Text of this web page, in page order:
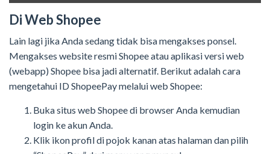
Di Web Shopee
Lain lagi jika Anda sedang tidak bisa mengakses ponsel.
Mengakses website resmi Shopee atau aplikasi versi web
(webapp) Shopee bisa jadi alternatif. Berikut adalah cara
mengetahui ID ShopeePay melalui web Shopee:
Buka situs web Shopee di browser Anda kemudian
login ke akun Anda.
Klik ikon profil di pojok kanan atas halaman dan pilih